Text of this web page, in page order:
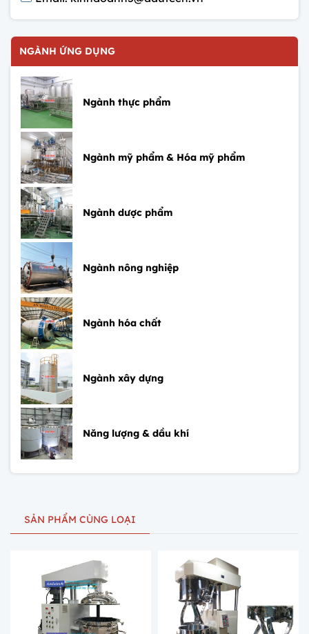
NGÀNH ỨNG DỤNG
Ngành thực phẩm
Ngành mỹ phẩm & Hóa mỹ phẩm
Ngành dược phẩm
Ngành nông nghiệp
Ngành hóa chất
Ngành xây dựng
Năng lượng & dầu khí
SẢN PHẨM CÙNG LOẠI